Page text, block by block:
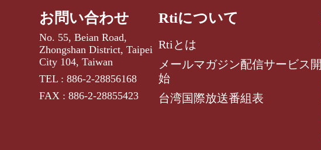
お問い合わせ
No. 55, Beian Road,
Zhongshan District, Taipei
City 104, Taiwan
TEL : 886-2-28856168
FAX : 886-2-28855423
Rtiについて
Rtiとは
メールマガジン配信サービス開
始
台湾国際放送番組表